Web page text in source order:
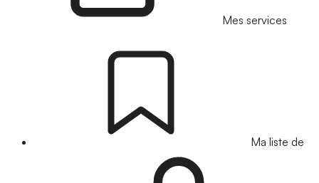
Mes services
Ma liste de